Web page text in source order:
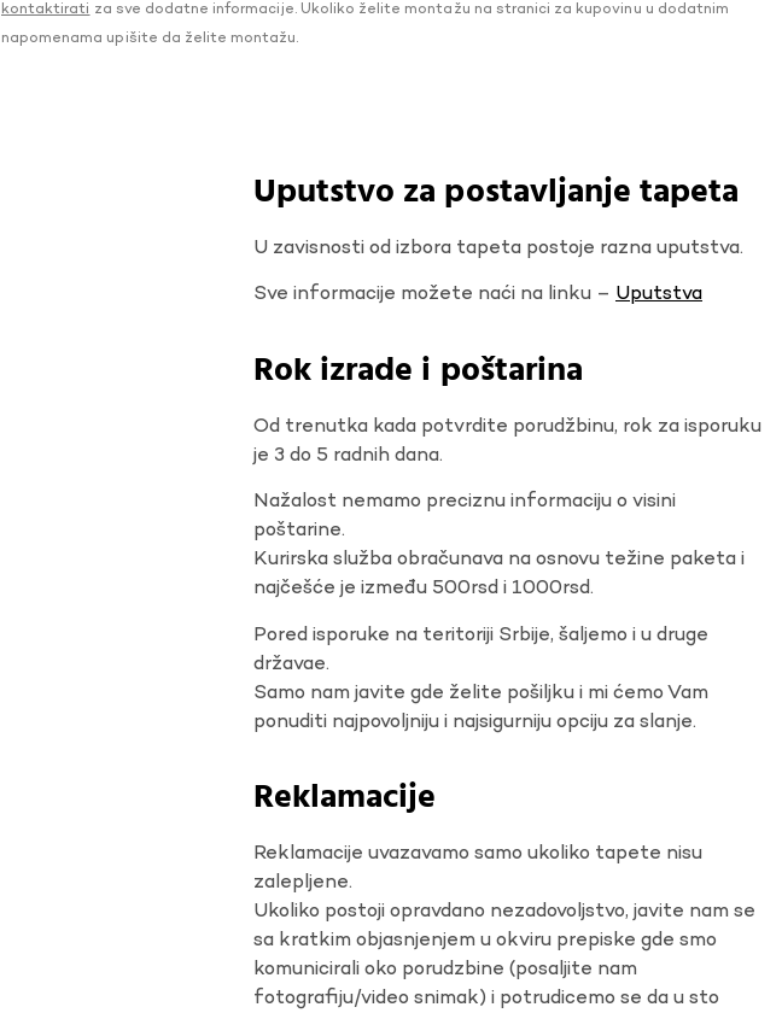
kontaktirati za sve dodatne informacije. Ukoliko želite montažu na stranici za kupovinu u dodatnim
napomenama upišite da želite montažu.
Uputstvo za postavljanje tapeta
U zavisnosti od izbora tapeta postoje razna uputstva.
Sve informacije možete naći na linku – Uputstva
Rok izrade i poštarina
Od trenutka kada potvrdite porudžbinu, rok za isporuku
je 3 do 5 radnih dana.
Nažalost nemamo preciznu informaciju o visini
poštarine.
Kurirska služba obračunava na osnovu težine paketa i
najčešće je između 500rsd i 1000rsd.
Pored isporuke na teritoriji Srbije, šaljemo i u druge
državae.
Samo nam javite gde želite pošiljku i mi ćemo Vam
ponuditi najpovoljniju i najsigurniju opciju za slanje.
Reklamacije
Reklamacije uvazavamo samo ukoliko tapete nisu
zalepljene.
Ukoliko postoji opravdano nezadovoljstvo, javite nam se
sa kratkim objasnjenjem u okviru prepiske gde smo
komunicirali oko porudzbine (posaljite nam
fotografiju/video snimak) i potrudicemo se da u sto